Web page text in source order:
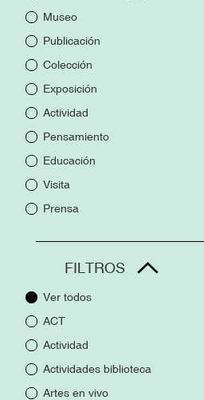
Museo
Publicación
Colección
Exposición
Actividad
Pensamiento
Educación
Visita
Prensa
FILTROS
Ver todos
ACT
Actividad
Actividades biblioteca
Artes en vivo